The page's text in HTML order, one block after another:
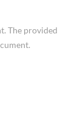
The provided